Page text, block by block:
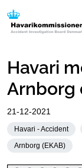
Havari
Arnborg
21-12-2021
Havari - Accident
Arnborg (EKAB)